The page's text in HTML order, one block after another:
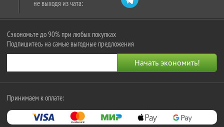
не выходя из чата:
Сэкономьте до 90% при любых покупках
Подпишитесь на самые выгодные предложения
Принимаем к оплате: